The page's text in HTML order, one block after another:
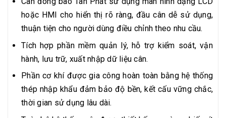
hoặc HMI cho hiển thị rõ ràng, đầu cân dễ sử dụng,
thuận tiện cho người dùng điều chỉnh theo nhu cầu.
Tích hợp phần mềm quản lý, hỗ trợ kiểm soát, vận
hành, lưu trữ, xuất nhập dữ liệu cân.
Phần cơ khí được gia công hoàn toàn bằng hệ thống
thép nhập khẩu đảm bảo độ bền, kết cấu vững chắc,
thời gian sử dụng lâu dài.